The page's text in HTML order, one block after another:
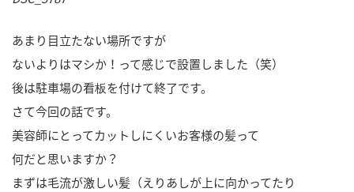
あまり目立たない場所ですが
ないよりはマシか！って感じで設置しました（笑）
後は駐車場の看板を付けて終了です。
さて今回の話です。
美容師にとってカットしにくいお客様の髪って
何だと思いますか？
まずは毛流が激しい髪（えりあしが上に向かってたり